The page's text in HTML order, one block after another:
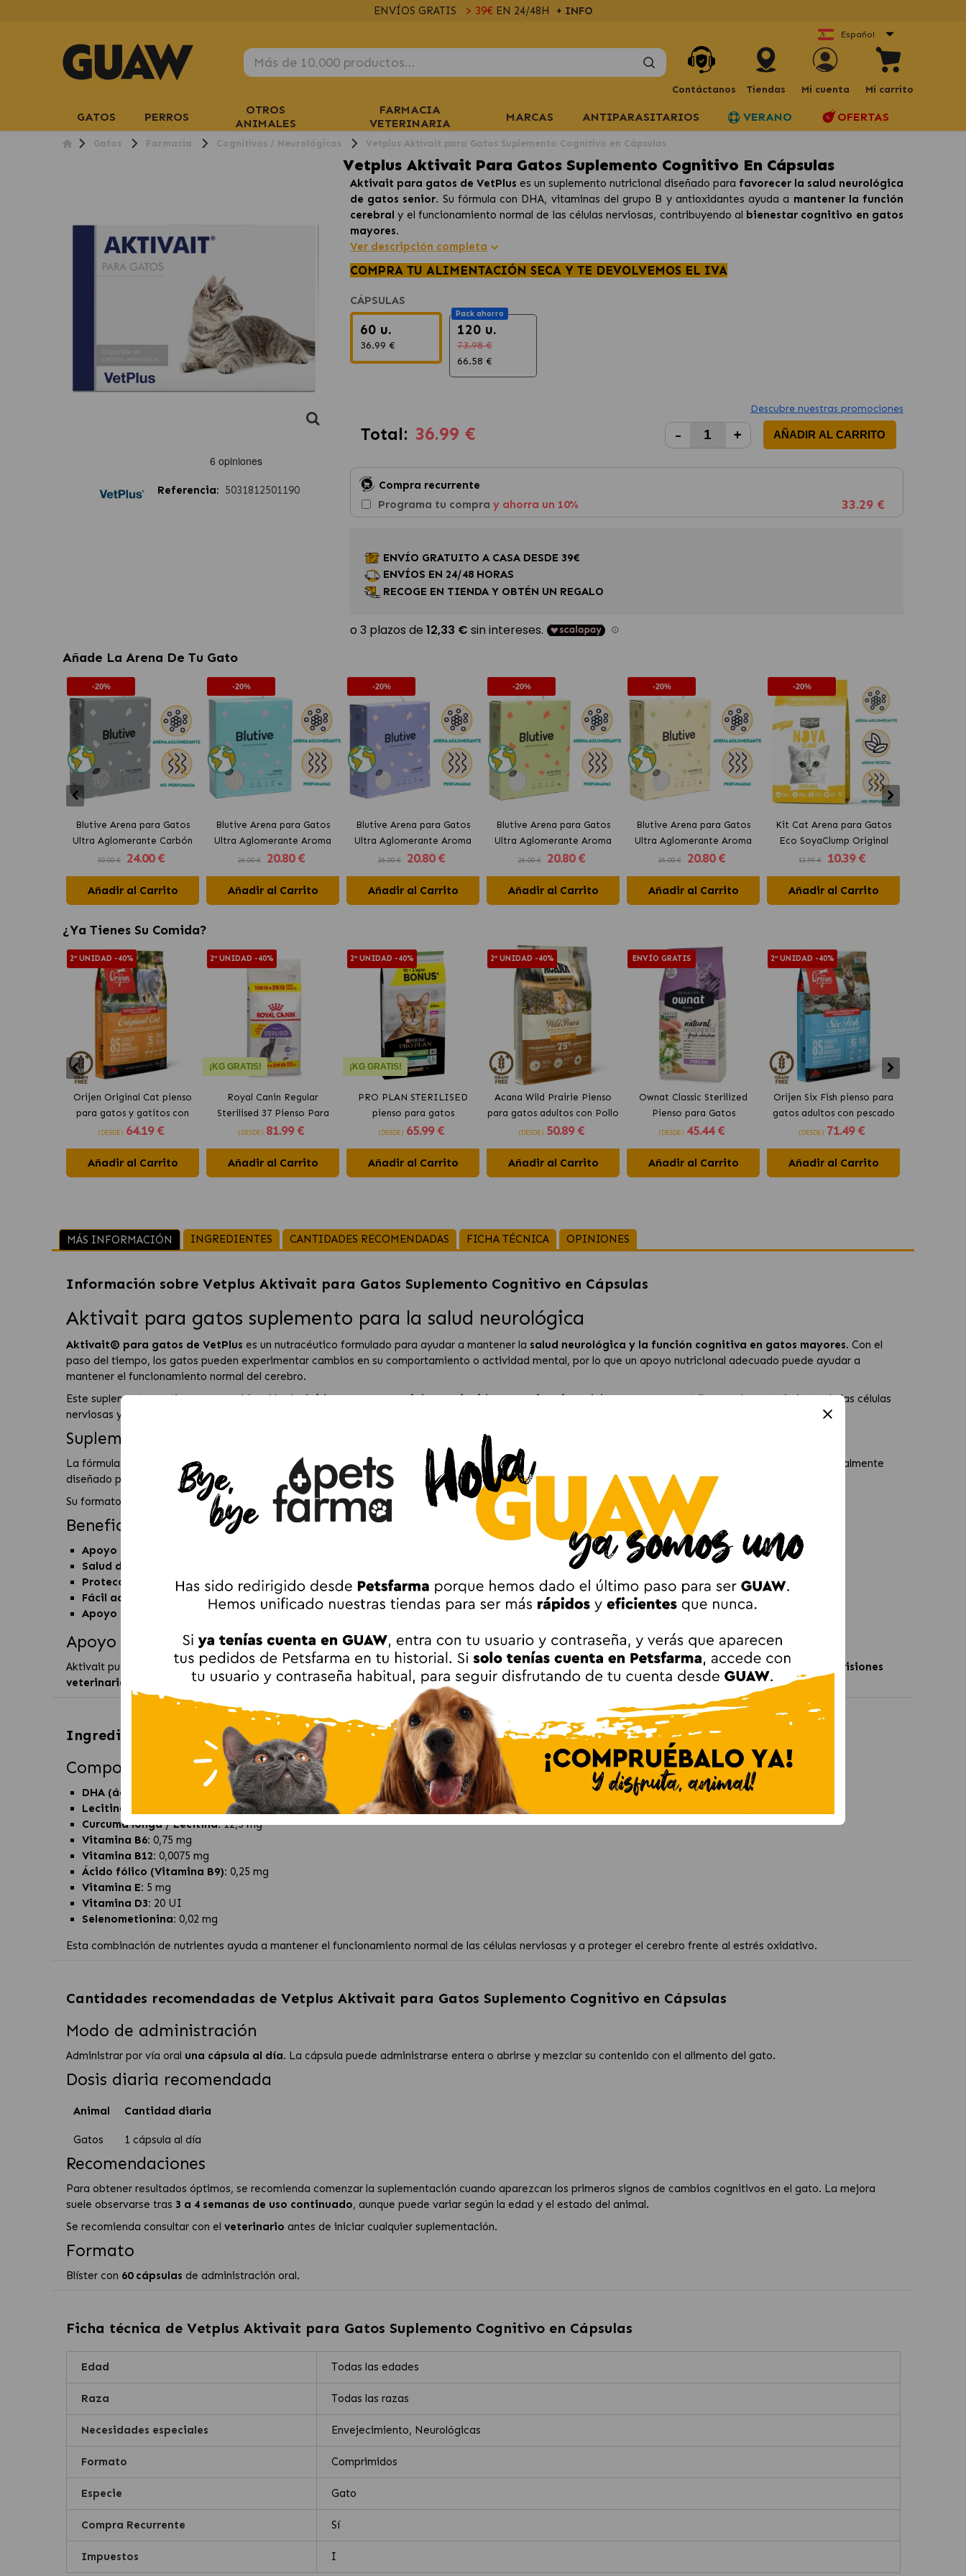
ENVÍOS GRATIS > 39€EN 24/48H + INFO
Español
Contáctanos Tiendas Mi cuenta Mi carrito
GATOS PERROS
OTROS
ANIMALES
FARMACIA
VETERINARIA
MARCAS ANTIPARASITARIOS VERANO OFERTAS
Gatos Farmacia Cognitivos / Neurológicos Vetplus Aktivait para Gatos Suplemento Cognitivo en Cápsulas
Vetplus Aktivait Para Gatos Suplemento Cognitivo En Cápsulas
Referencia: 5031812501190
Aktivait para gatos de VetPlus es un suplemento nutricional diseñado para favorecer la salud neurológica
de gatos senior. Su fórmula con DHA, vitaminas del grupo B y antioxidantes ayuda a mantener la función
cerebral y el funcionamiento normal de las células nerviosas, contribuyendo al bienestar cognitivo en gatos
mayores.
Ver descripción completa
COMPRA TU ALIMENTACIÓN SECA Y TE DEVOLVEMOS EL IVA
CÁPSULAS
60 u.
36.99 €
Pack ahorro
120 u.
73.98 €
66.58 €
Descubre nuestras promociones
Total: 36.99 € - + AÑADIR AL CARRITO
Compra recurrente
Programa tu compra y ahorra un 10% 33.29 €
ENVÍO GRATUITO A CASA DESDE 39€
ENVÍOS EN 24/48 HORAS
RECOGE EN TIENDA Y OBTÉN UN REGALO
Añade La Arena De Tu Gato
-20%
Blutive Arena para Gatos
Ultra Aglomerante Carbón
Activo
30.00 € 24.00 €
Añadir al Carrito
-20%
Blutive Arena para Gatos
Ultra Aglomerante Aroma
Fresh
26.00 € 20.80 €
Añadir al Carrito
-20%
Blutive Arena para Gatos
Ultra Aglomerante Aroma
Lavanda
26.00 € 20.80 €
Añadir al Carrito
-20%
Blutive Arena para Gatos
Ultra Aglomerante Aroma
Aloe Vera
26.00 € 20.80 €
Añadir al Carrito
-20%
Blutive Arena para Gatos
Ultra Aglomerante Aroma
Marsella
26.00 € 20.80 €
Añadir al Carrito
-20%
Kit Cat Arena para Gatos
Eco SoyaClump Original
12.99 € 10.39 €
Añadir al Carrito
¿Ya Tienes Su Comida?
2ª UNIDAD -40%
Orijen Original Cat pienso
para gatos y gatitos con
pollo
(DESDE) 64.19 €
Añadir al Carrito
2ª UNIDAD -40%
¡KG GRATIS!
Royal Canin Regular
Sterilised 37 Pienso Para
Gato Adulto Esterilizado
(DESDE) 81.99 €
Añadir al Carrito
2ª UNIDAD -40%
¡KG GRATIS!
PRO PLAN STERILISED
pienso para gatos
esterilizados con salmón
(DESDE) 65.99 €
Añadir al Carrito
2ª UNIDAD -40%
Acana Wild Prairie Pienso
para gatos adultos con Pollo
y Pavo
(DESDE) 50.89 €
Añadir al Carrito
ENVÍO GRATIS
Ownat Classic Sterilized
Pienso para Gatos
Esterilizados
(DESDE) 45.44 €
Añadir al Carrito
2ª UNIDAD -40%
Orijen Six Fish pienso para
gatos adultos con pescado
(DESDE) 71.49 €
Añadir al Carrito
MÁS INFORMACIÓN INGREDIENTES CANTIDADES RECOMENDADAS FICHA TÉCNICA OPINIONES
Información sobre Vetplus Aktivait para Gatos Suplemento Cognitivo en Cápsulas
Aktivait para gatos suplemento para la salud neurológica
Aktivait® para gatos de VetPlus es un nutracéutico formulado para ayudar a mantener la salud neurológica y la función cognitiva en gatos mayores. Con el
paso del tiempo, los gatos pueden experimentar cambios en su comportamiento o actividad mental, por lo que un apoyo nutricional adecuado puede ayudar a
mantener el funcionamiento normal del cerebro.
Este suplemento contiene una combinación deácidos grasos esenciales, antioxidantes y vitaminas del grupo Bque contribuyen al mantenimiento de las células
nerviosas y ayudan a protegerlas frente al estrés oxidativo.
Suplemento cognitivo para gatos senior
La fórmula de Aktivait para gatos aporta nutrientes clave que favorecen la actividad cerebral y el funcionamiento normal del sistema nervioso. Está especialmente
diseñado para gatos de edad avanzada que necesitan unapoyo nutricional para mantener su salud mental y neurológica.
Su formato en
cápsulas espolvoreables facilita su administración, ya que pueden abrirse y mezclarse fácilmente con el alimento del gato.
Beneficios de Aktivait para gatos
Apoyo a la función cerebral:
Salud de las células nerviosas:
nutrientes que contribuyen al funcionamiento normal del sistema nervioso.
Protección antioxidante:vitaminas y compuestos que ayudan a proteger las neuronas.
Fácil administración:
cápsulas que pueden abrirse y mezclarse con la comida.
Apoyo nutricional a largo plazo:
diseñado para el cuidado continuado de gatos senior.
Apoyo nutricional para el bienestar de gatos mayores
Aktivait puede utilizarse como parte de un enfoque integral para el cuidado de gatos mayores, junto con unadieta equilibrada, un entorno estable y revisiones
veterinarias periódicas . Su uso continuado puede contribuir al mantenimiento de la función cerebral y al bienestar general del gato.
Ingredientes de Vetplus Aktivait para Gatos Suplemento Cognitivo en Cápsulas
Composición por cápsula
DHA (ácido docosahexaenoico):12,5 mg
Lecitina (fuente de fosfatidilserina):7,5 mg
Curcuma longa / Lecitina:12,5 mg
Vitamina B6: 0,75 mg
Vitamina B12: 0,0075 mg
Ácido fólico (Vitamina B9): 0,25 mg
Vitamina E: 5 mg
Vitamina D3: 20 UI
Selenometionina: 0,02 mg
Esta combinación de nutrientes ayuda a mantener el funcionamiento normal de las células nerviosas y a proteger el cerebro frente al estrés oxidativo.
Cantidades recomendadas de Vetplus Aktivait para Gatos Suplemento Cognitivo en Cápsulas
Modo de administración
Administrar por vía oral una cápsula al día. La cápsula puede administrarse entera o abrirse y mezclar su contenido con el alimento del gato.
Dosis diaria recomendada
Animal Cantidad diaria
Gatos 1 cápsula al día
Recomendaciones
Para obtener resultados óptimos, se recomienda comenzar la suplementación cuando aparezcan los primeros signos de cambios cognitivos en el gato. La mejora
suele observarse tras 3 a 4 semanas de uso continuado, aunque puede variar según la edad y el estado del animal.
Se recomienda consultar con el veterinario antes de iniciar cualquier suplementación.
Formato
Blíster con 60 cápsulas de administración oral.
Ficha técnica de Vetplus Aktivait para Gatos Suplemento Cognitivo en Cápsulas
Edad Todas las edades
Raza Todas las razas
Necesidades especiales Envejecimiento, Neurológicas
Formato Comprimidos
Especie Gato
Compra Recurrente Sí
Impuestos I